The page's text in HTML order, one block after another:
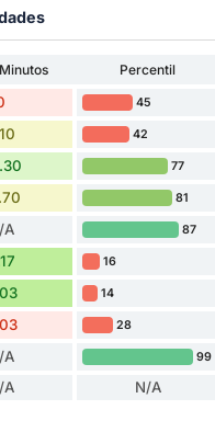
Percentil
45
42
77
81
A 87
16
14
28
A 99
A N/A